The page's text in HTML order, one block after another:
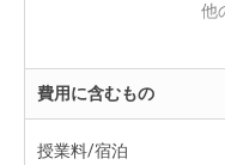
【一般英語コース】週
費用に含むもの
授業料/宿泊